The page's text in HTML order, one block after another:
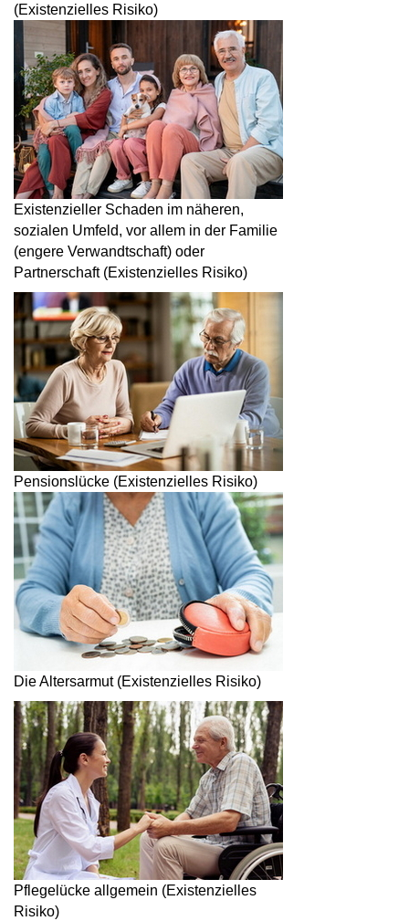
(Existenzielles Risiko)
Existenzieller Schaden im näheren,
sozialen Umfeld, vor allem in der Familie
(engere Verwandtschaft) oder
Partnerschaft (Existenzielles Risiko)
Pensionslücke (Existenzielles Risiko)
Die Altersarmut (Existenzielles Risiko)
Pflegelücke allgemein (Existenzielles
Risiko)